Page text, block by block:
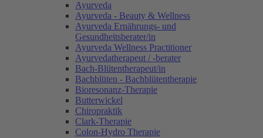
Ayurveda
Ayurveda - Beauty & Wellness
Ayurveda Ernährungs- und
Gesundheitsberater/in
Ayurveda Wellness Practitioner
Ayurvedatherapeut / -berater
Bach-Blütentherapeut/in
Bachblüten - Bachblütentherapie
Bioresonanz-Therapie
Butterwickel
Chiropraktik
Clark-Therapie
Colon-Hydro Therapie